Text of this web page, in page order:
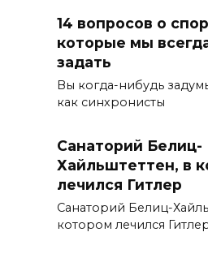
14 вопросов о
которые мы
задать
Вы когда-нибудь
как синхронисты
Санаторий Белиц-
Хайльштеттен, в
лечился Гитлер
Санаторий Белиц-
котором лечился